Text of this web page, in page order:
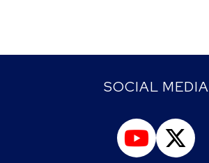
SOCIAL MEDIA